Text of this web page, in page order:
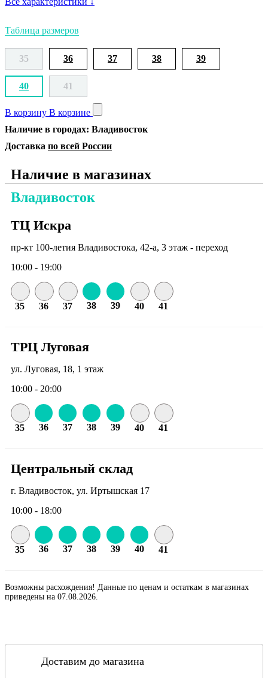
Таблица размеров
35 36 37 38 39
40 41
В корзину В корзине
Наличие в городах: Владивосток
Доставка по всей России
Наличие в магазинах
Владивосток
ТЦ Искра
пр-кт 100-летия Владивостока, 42-а, 3 этаж - переход
10:00 - 19:00
35 36 37 38 39 40 41
ТРЦ Луговая
ул. Луговая, 18, 1 этаж
10:00 - 20:00
35 36 37 38 39 40 41
Центральный склад
г. Владивосток, ул. Иртышская 17
10:00 - 18:00
35 36 37 38 39 40 41
Возможны расхождения! Данные по ценам и остаткам в магазинах
приведены на 07.08.2026.
Доставим до магазина